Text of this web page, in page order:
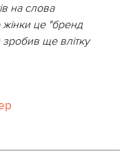
на слова
це "бренд
зробив ще влітку